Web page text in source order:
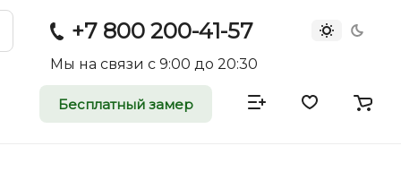
+7 800 200-41-57
Мы на связи с 9:00 до 20:30
Бесплатный замер
и